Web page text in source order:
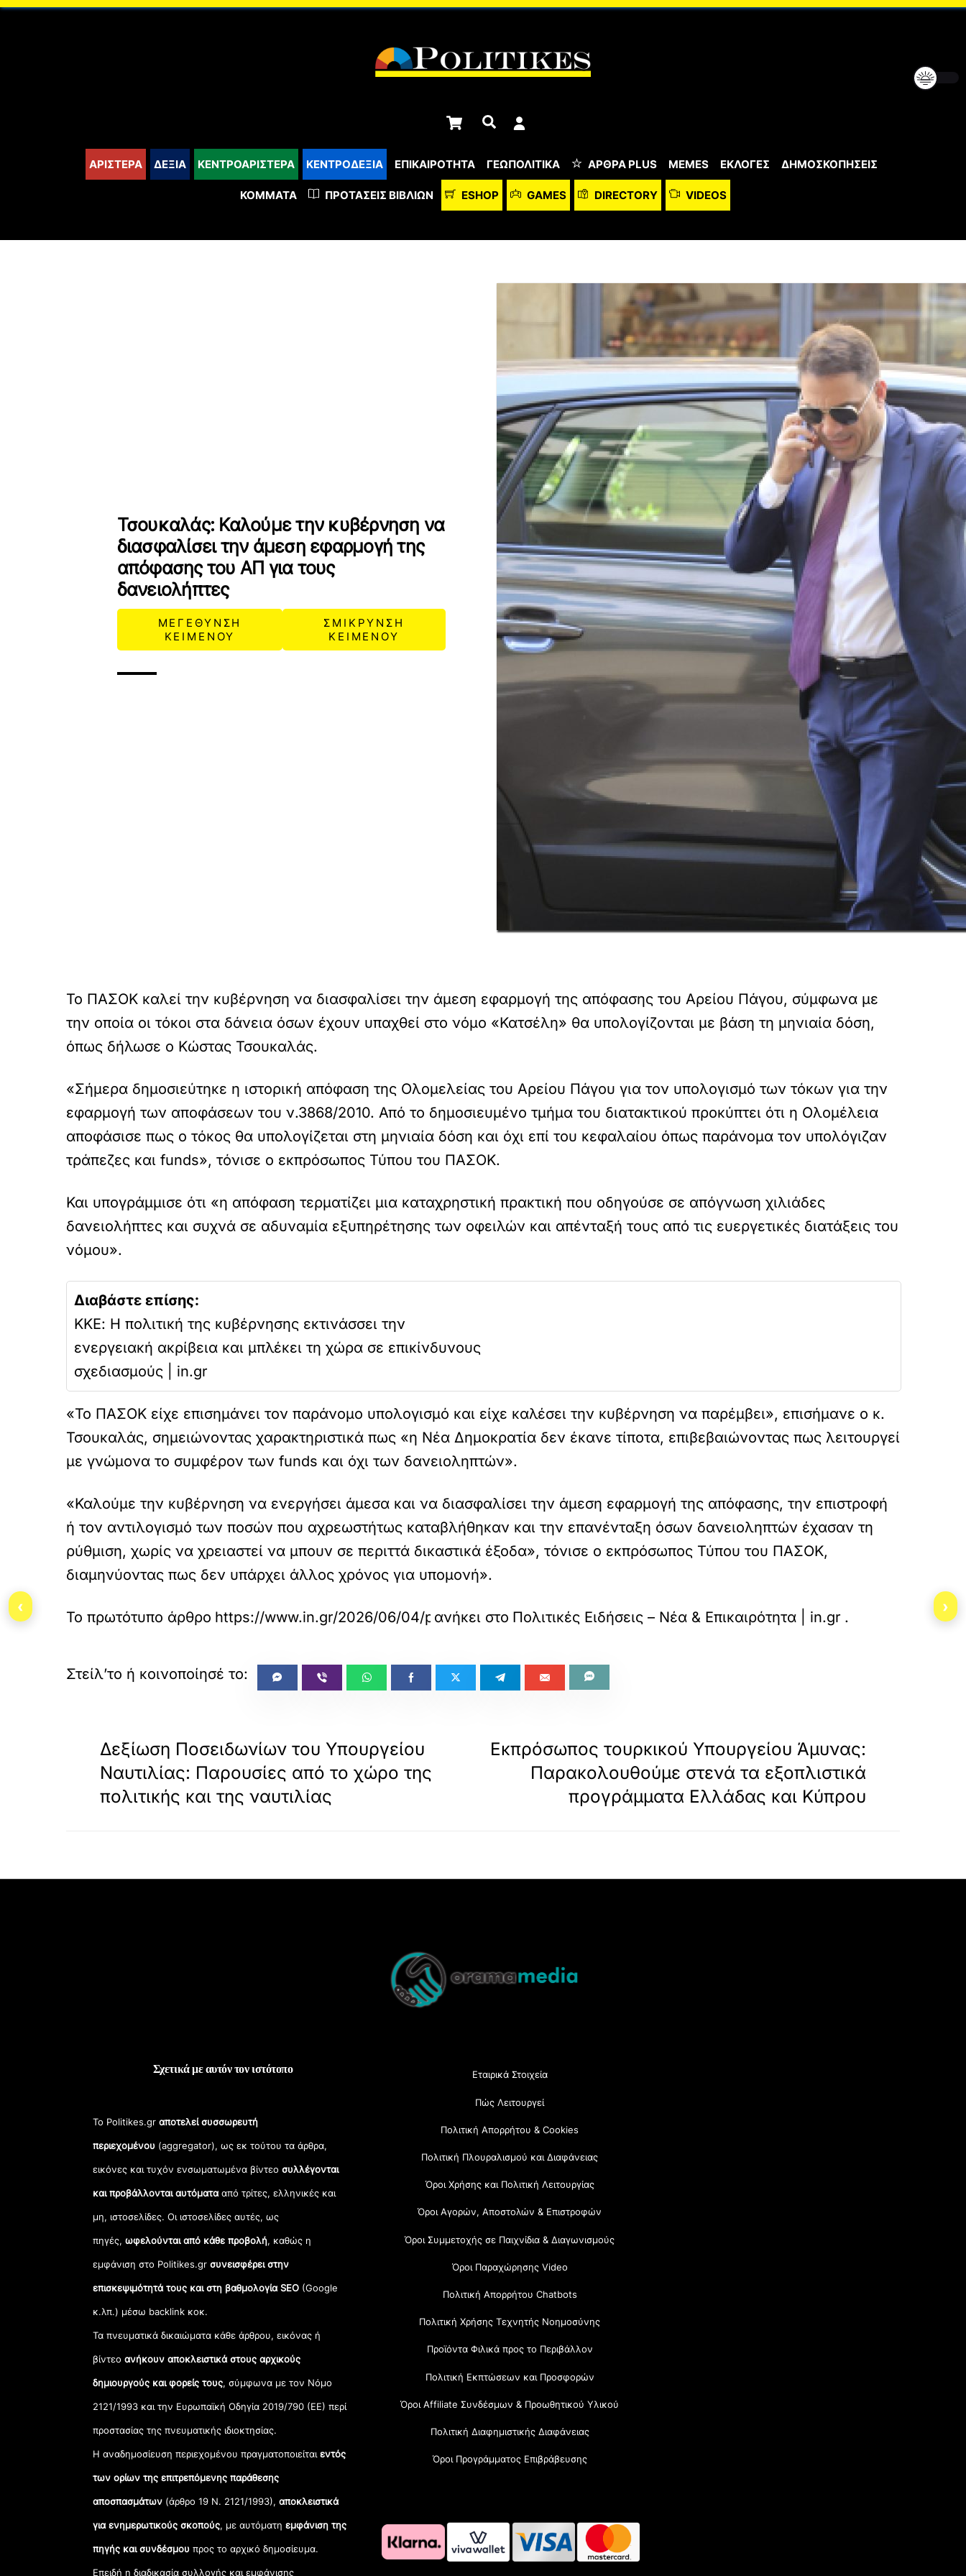
content
Cart Αναζήτηση
ΑΡΙΣΤΕΡΑ ΔΕΞΙΑ ΚΕΝΤΡΟΑΡΙΣΤΕΡΑ ΚΕΝΤΡΟΔΕΞΙΑ ΕΠΙΚΑΙΡΟΤΗΤΑ ΓΕΩΠΟΛΙΤΙΚΑ ΆΡΘΡΑ PLUS MEMES ΕΚΛΟΓΕΣ ΔΗΜΟΣΚΟΠΗΣΕΙΣ
ΚΌΜΜΑΤΑ ΠΡΟΤΆΣΕΙΣ ΒΙΒΛΊΩΝ ESHOP GAMES DIRECTORY VIDEOS
Τσουκαλάς: Καλούμε την κυβέρνηση να
διασφαλίσει την άμεση εφαρμογή της
απόφασης του ΑΠ για τους
δανειολήπτες
ΜΕΓΕΘΥΝΣΗ
ΚΕΙΜΕΝΟΥ
ΣΜΙΚΡΥΝΣΗ
ΚΕΙΜΕΝΟΥ
Το ΠΑΣΟΚ καλεί την κυβέρνηση να διασφαλίσει την άμεση εφαρμογή της απόφασης του Αρείου Πάγου, σύμφωνα με
την οποία οι τόκοι στα δάνεια όσων έχουν υπαχθεί στο νόμο «Κατσέλη» θα υπολογίζονται με βάση τη μηνιαία δόση,
όπως δήλωσε ο Κώστας Τσουκαλάς.
«Σήμερα δημοσιεύτηκε η ιστορική απόφαση της Ολομελείας του Αρείου Πάγου για τον υπολογισμό των τόκων για την
εφαρμογή των αποφάσεων του ν.3868/2010. Από το δημοσιευμένο τμήμα του διατακτικού προκύπτει ότι η Ολομέλεια
αποφάσισε πως ο τόκος θα υπολογίζεται στη μηνιαία δόση και όχι επί του κεφαλαίου όπως παράνομα τον υπολόγιζαν
τράπεζες και funds», τόνισε ο εκπρόσωπος Τύπου του ΠΑΣΟΚ.
Και υπογράμμισε ότι «η απόφαση τερματίζει μια καταχρηστική πρακτική που οδηγούσε σε απόγνωση χιλιάδες
δανειολήπτες και συχνά σε αδυναμία εξυπηρέτησης των οφειλών και απένταξή τους από τις ευεργετικές διατάξεις του
νόμου».
Διαβάστε επίσης:
ΚΚΕ: Η πολιτική της κυβέρνησης εκτινάσσει την
ενεργειακή ακρίβεια και μπλέκει τη χώρα σε επικίνδυνους
σχεδιασμούς | in.gr
«Το ΠΑΣΟΚ είχε επισημάνει τον παράνομο υπολογισμό και είχε καλέσει την κυβέρνηση να παρέμβει», επισήμανε ο κ.
Τσουκαλάς, σημειώνοντας χαρακτηριστικά πως «η Νέα Δημοκρατία δεν έκανε τίποτα, επιβεβαιώνοντας πως λειτουργεί
με γνώμονα το συμφέρον των funds και όχι των δανειοληπτών».
«Καλούμε την κυβέρνηση να ενεργήσει άμεσα και να διασφαλίσει την άμεση εφαρμογή της απόφασης, την επιστροφή
ή τον αντιλογισμό των ποσών που αχρεωστήτως καταβλήθηκαν και την επανένταξη όσων δανειοληπτών έχασαν τη
ρύθμιση, χωρίς να χρειαστεί να μπουν σε περιττά δικαστικά έξοδα», τόνισε ο εκπρόσωπος Τύπου του ΠΑΣΟΚ,
διαμηνύοντας πως δεν υπάρχει άλλος χρόνος για υπομονή».
Το πρωτότυπο άρθρο https://www.in.gr/2026/06/04/politics/epikairotita/tsoukalas-kaloume-tin-kyvernisi-na-diasfalisei-tin-
ανήκει στο Πολιτικές Ειδήσεις – Νέα & Επικαιρότητα | in.gr .
Δεξίωση Ποσειδωνίων του Υπουργείου
Ναυτιλίας: Παρουσίες από το χώρο της
πολιτικής και της ναυτιλίας
Εκπρόσωπος τουρκικού Υπουργείου Άμυνας:
Παρακολουθούμε στενά τα εξοπλιστικά
προγράμματα Ελλάδας και Κύπρου
Top
Σχετικά με αυτόν τον ιστότοπο
Το Politikes.grαποτελεί συσσωρευτή
περιεχομένου (aggregator), ως εκ τούτου τα άρθρα,
εικόνες και τυχόν ενσωματωμένα βίντεοσυλλέγονται
και προβάλλονται αυτόματααπό τρίτες, ελληνικές και
μη, ιστοσελίδες. Οι ιστοσελίδες αυτές, ως
πηγές,ωφελούνται από κάθε προβολή, καθώς η
εμφάνιση στο Politikes.gr συνεισφέρει στην
επισκεψιμότητά τους και στη βαθμολογία SEO (Google
κ.λπ.) μέσω backlink κοκ.
Τα πνευματικά δικαιώματα κάθε άρθρου, εικόνας ή
βίντεοανήκουν αποκλειστικά στους αρχικούς
δημιουργούς και φορείς τους, σύμφωνα με τον Νόμο
2121/1993 και την Ευρωπαϊκή Οδηγία 2019/790 (ΕΕ) περί
προστασίας της πνευματικής ιδιοκτησίας.
Η αναδημοσίευση περιεχομένου πραγματοποιείταιεντός
των ορίων της επιτρεπόμενης παράθεσης
αποσπασμάτων (άρθρο 19 Ν. 2121/1993), αποκλειστικά
για ενημερωτικούς σκοπούς, με αυτόματηεμφάνιση της
πηγής και συνδέσμου προς το αρχικό δημοσίευμα.
Επειδή η διαδικασία συλλογής και εμφάνισης
Εταιρικά Στοιχεία
Πώς Λειτουργεί
Πολιτική Απορρήτου & Cookies
Πολιτική Πλουραλισμού και Διαφάνειας
Όροι Χρήσης και Πολιτική Λειτουργίας
Όροι Αγορών, Αποστολών & Επιστροφών
Όροι Συμμετοχής σε Παιχνίδια & Διαγωνισμούς
Όροι Παραχώρησης Video
Πολιτική Απορρήτου Chatbots
Πολιτική Χρήσης Τεχνητής Νοημοσύνης
Προϊόντα Φιλικά προς το Περιβάλλον
Πολιτική Εκπτώσεων και Προσφορών
Όροι Affiliate Συνδέσμων & Προωθητικού Υλικού
Πολιτική Διαφημιστικής Διαφάνειας
Όροι Προγράμματος Επιβράβευσης
‹ ›